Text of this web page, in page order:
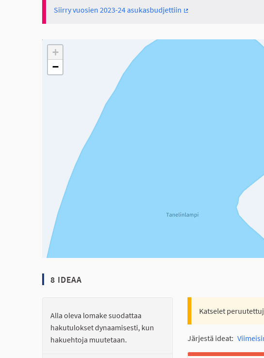
Siirry vuosien 2023-24 asukasbudjettiin
Seuraavassa elementissä on kartta, joka esittää tämän sivun
+
−
8 IDEAA
Alla oleva lomake suodattaa
hakutulokset dynaamisesti, kun
hakuehtoja muutetaan.
Katselet
Järjestä ideat: